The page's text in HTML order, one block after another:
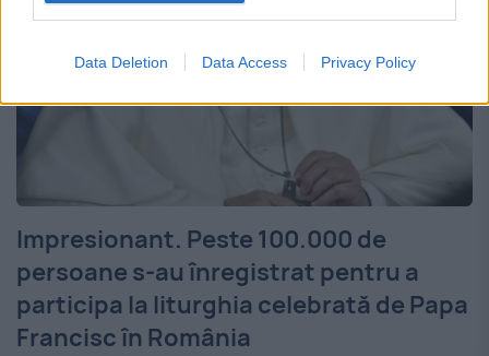
Data Deletion Data Access Privacy Policy
Impresionant. Peste 100.000 de
persoane s-au înregistrat pentru a
participa la liturghia celebrată de Papa
Francisc în România